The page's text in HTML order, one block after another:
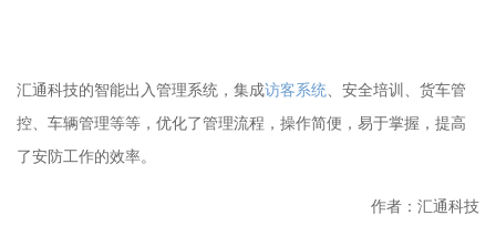
汇通科技的智能出入管理系统，集成访客系统 、安全培训、货车管
控、车辆管理等等，优化了管理流程，操作简便，易于掌握，提高
了安防工作的效率。
作者：汇通科技